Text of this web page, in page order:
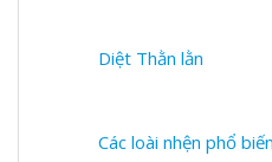
Diệt Thằn lằn
Các loài nhện phổ